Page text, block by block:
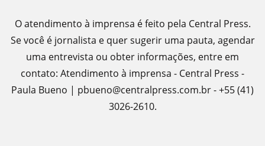
O atendimento à imprensa é feito pela Central Press.
Se você é jornalista e quer sugerir uma pauta, agendar
uma entrevista ou obter informações, entre em
contato: Atendimento à imprensa - Central Press -
Paula Bueno | pbueno@centralpress.com.br - +55 (41)
3026-2610.